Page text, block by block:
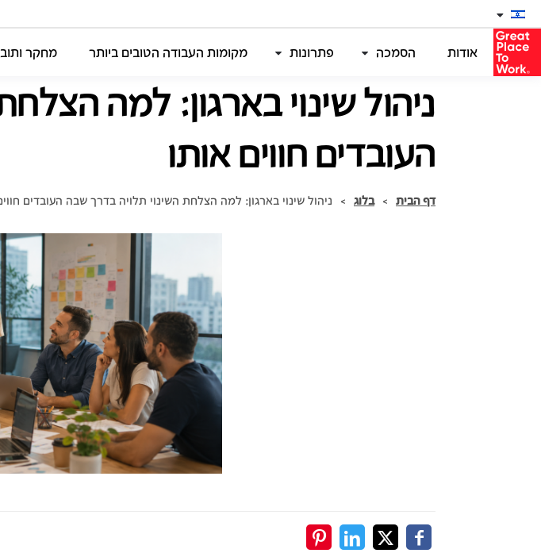
אודות הסמכה פתרונות מקומות העבודה הטובים ביותר מחקר
ניהול שינוי בארגון: למה
העובדים חווים אותו
ניהול שינוי בארגון: למה הצלחת השינוי תלויה בדרך שבה העובדים בלוג > דף הבית >